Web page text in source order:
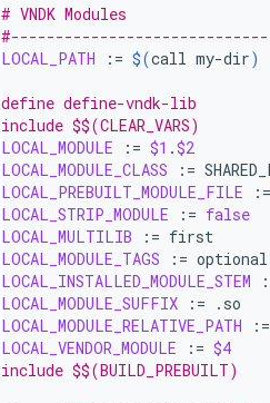
# VNDK Modules
LOCAL_PATH
:= $(call my-dir)
define define-vndk-lib
include $$(CLEAR_VARS)
LOCAL_MODULE
:= $1 .$2
LOCAL_MODULE_CLASS
:=
LOCAL_PREBUILT_MODULE_FILE
:=
LOCAL_STRIP_MODULE
:= false
LOCAL_MULTILIB
:=
LOCAL_MODULE_TAGS
:=
LOCAL_INSTALLED_MODULE_STEM
LOCAL_MODULE_SUFFIX
:=
LOCAL_MODULE_RELATIVE_PATH
:=
LOCAL_VENDOR_MODULE
:= $4
include $$(BUILD_PREBUILT)